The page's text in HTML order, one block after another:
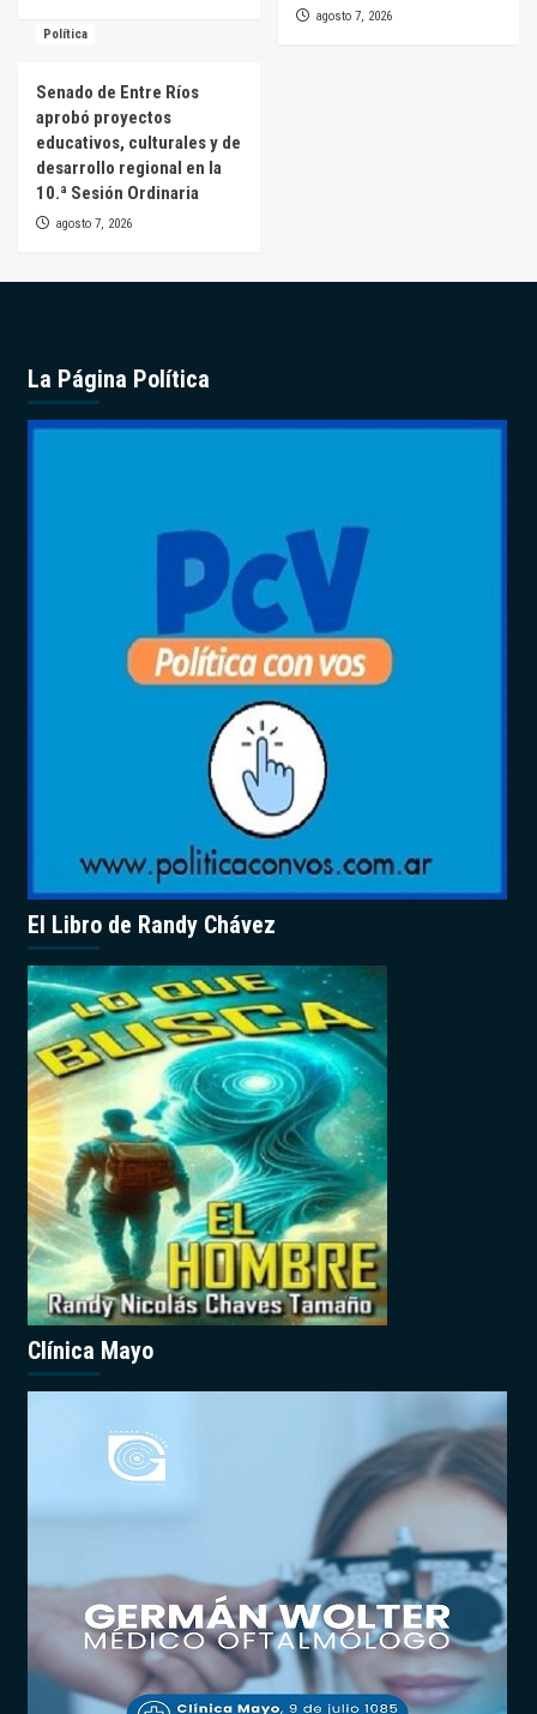
agosto 7, 2026
Política
Senado de Entre Ríos
aprobó proyectos
educativos, culturales y de
desarrollo regional en la
10.ª Sesión Ordinaria
agosto 7, 2026
La Página Política
El Libro de Randy Chávez
Clínica Mayo